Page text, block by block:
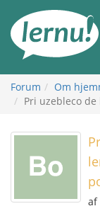
indholdet
Forum
Om
Pri uzebleco
af